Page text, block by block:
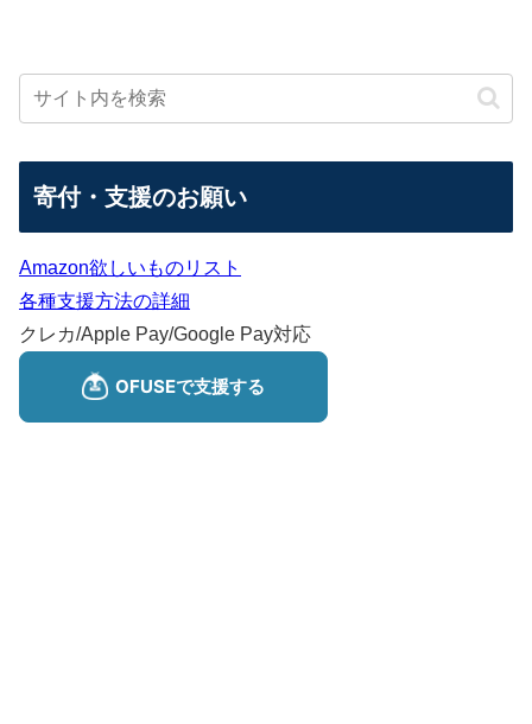
寄付・支援のお願い
Amazon欲しいものリスト
各種支援方法の詳細
クレカ/Apple Pay/Google Pay対応